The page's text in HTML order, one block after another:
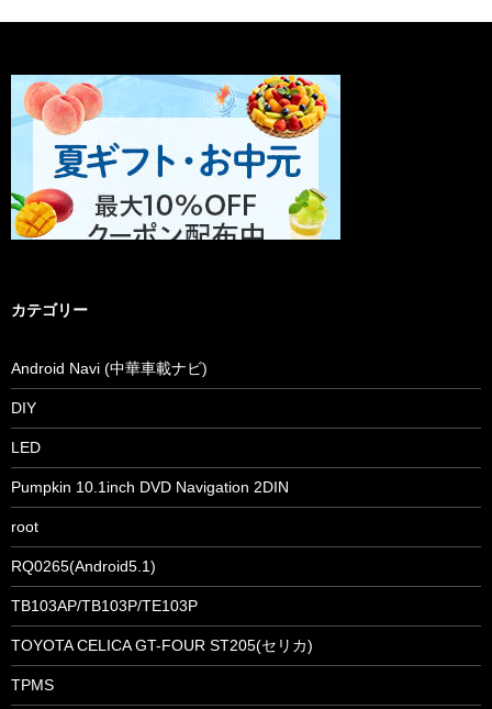
カテゴリー
Android Navi (中華車載ナビ)
DIY
LED
Pumpkin 10.1inch DVD Navigation 2DIN
root
RQ0265(Android5.1)
TB103AP/TB103P/TE103P
TOYOTA CELICA GT-FOUR ST205(セリカ)
TPMS